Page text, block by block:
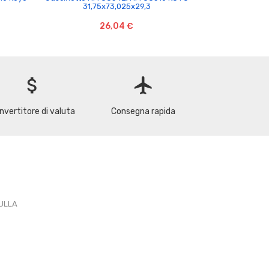
31,75x73,025x29,3
26,04 €
attach_money
di valuta
flight
Consegna rapida